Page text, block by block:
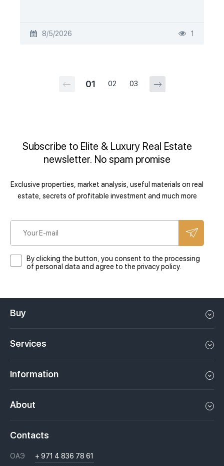
8/5/2026 1
01 02 03
Subscribe to Elite & Luxury Real Estate
newsletter. No spam promise
Exclusive properties, market analysis, useful materials on real
estate, secrets of profitable investment and much more
By clicking the button, you consent to the processing
of personal data and agree to the privacy policy.
Buy
Apartments in Dubai
Penthouse in Dubai
Services
Rent a property in Dubai, UAE
Недвижимость за криптовалюту в Дубае
Moving to Dubai, UAE
Information
Laws
Questions And Answers
About
Licenses
Contacts
ОАЭ + 971 4 836 78 61